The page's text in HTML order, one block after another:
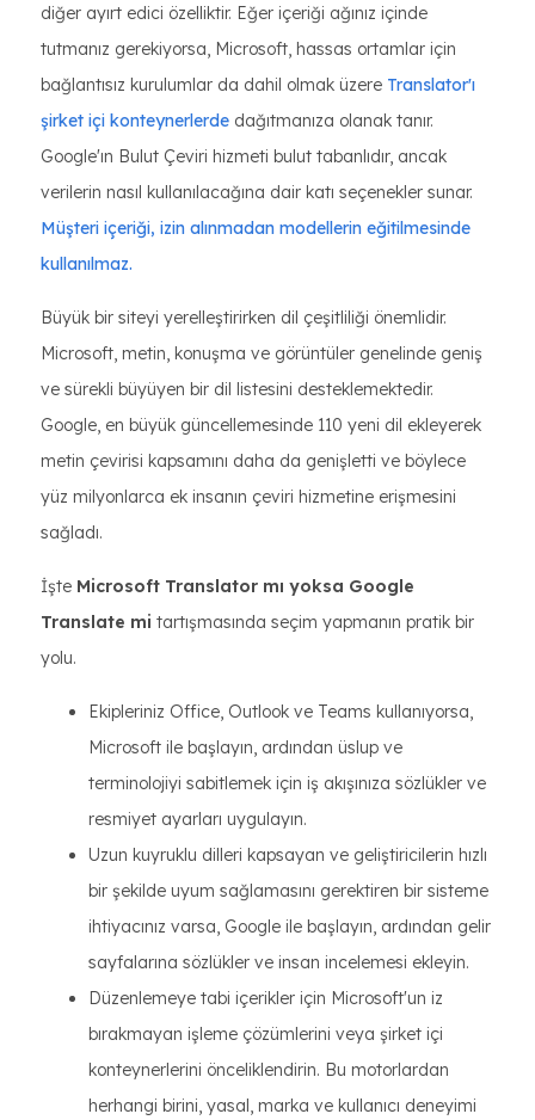
diğer ayırt edici özelliktir. Eğer içeriği ağınız içinde
tutmanız gerekiyorsa, Microsoft, hassas ortamlar için
bağlantısız kurulumlar da dahil olmak üzere Translator'ı
şirket içi konteynerlerde dağıtmanıza olanak tanır.
Google'ın Bulut Çeviri hizmeti bulut tabanlıdır, ancak
verilerin nasıl kullanılacağına dair katı seçenekler sunar.
Müşteri içeriği, izin alınmadan modellerin eğitilmesinde
kullanılmaz.
Büyük bir siteyi yerelleştirirken dil çeşitliliği önemlidir.
Microsoft, metin, konuşma ve görüntüler genelinde geniş
ve sürekli büyüyen bir dil listesini desteklemektedir.
Google, en büyük güncellemesinde 110 yeni dil ekleyerek
metin çevirisi kapsamını daha da genişletti ve böylece
yüz milyonlarca ek insanın çeviri hizmetine erişmesini
sağladı.
İşte Microsoft Translator mı yoksa Google
Translate mi tartışmasında seçim yapmanın pratik bir
yolu.
Ekipleriniz Office, Outlook ve Teams kullanıyorsa,
Microsoft ile başlayın, ardından üslup ve
terminolojiyi sabitlemek için iş akışınıza sözlükler ve
resmiyet ayarları uygulayın.
Uzun kuyruklu dilleri kapsayan ve geliştiricilerin hızlı
bir şekilde uyum sağlamasını gerektiren bir sisteme
ihtiyacınız varsa, Google ile başlayın, ardından gelir
sayfalarına sözlükler ve insan incelemesi ekleyin.
Düzenlemeye tabi içerikler için Microsoft'un iz
bırakmayan işleme çözümlerini veya şirket içi
konteynerlerini önceliklendirin. Bu motorlardan
herhangi birini, yasal, marka ve kullanıcı deneyimi